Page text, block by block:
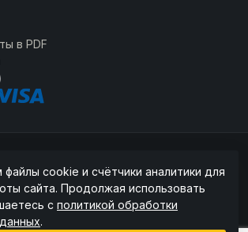
в PDF
на источник обязательна.
не является публичной офертой (ст. 437 ГК РФ).
и наличие уточняйте у менеджера.
cookie и счётчики аналитики для
сайта. Продолжая использовать
с политикой обработки
.